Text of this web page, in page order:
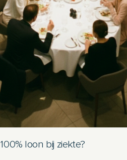
loon bij ziekte?